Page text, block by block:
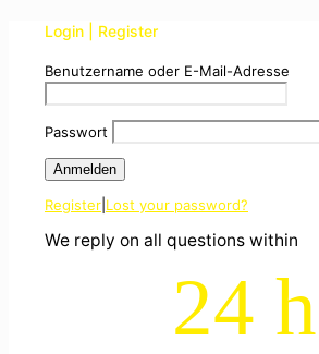
Login | Register
Benutzername oder E-Mail-Adresse
Passwort
Register Lost your password?
We reply on all questions within
24 h